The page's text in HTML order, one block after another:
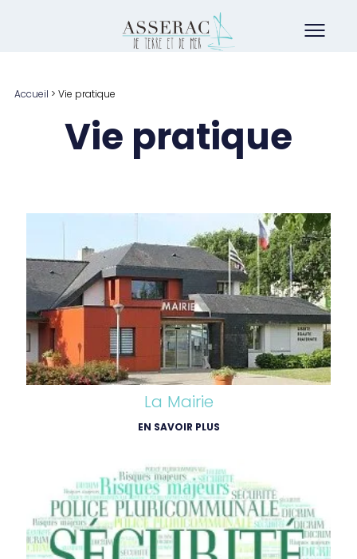
Accueil > Vie pratique
Vie pratique
La Mairie
EN SAVOIR PLUS